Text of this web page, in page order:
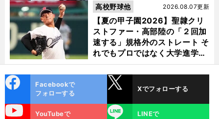
【夏の甲子園2026】聖隷クリ
ストファー・高部陸の「２回加
速する」規格外のストレート そ
れでもプロではなく大学進学を
選ぶ理由
2026.08.07更新
高校野球他
ok
Facebookで
フォローする
Xでフォローする
YouTubeで
LINE
LINEで